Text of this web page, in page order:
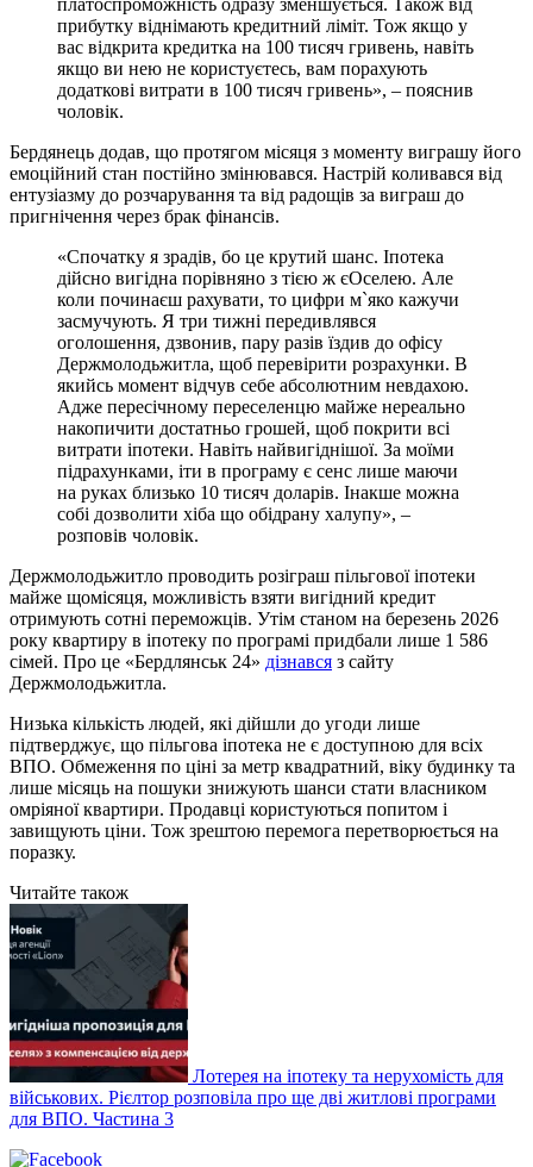
платоспроможність одразу зменшується. Також від
прибутку віднімають кредитний ліміт. Тож якщо у
вас відкрита кредитка на 100 тисяч гривень, навіть
якщо ви нею не користуєтесь, вам порахують
додаткові витрати в 100 тисяч гривень», – пояснив
чоловік.
Бердянець додав, що протягом місяця з моменту виграшу його
емоційний стан постійно змінювався. Настрій коливався від
ентузіазму до розчарування та від радощів за виграш до
пригнічення через брак фінансів.
«Спочатку я зрадів, бо це крутий шанс. Іпотека
дійсно вигідна порівняно з тією ж єОселею. Але
коли починаєш рахувати, то цифри м`яко кажучи
засмучують. Я три тижні передивлявся
оголошення, дзвонив, пару разів їздив до офісу
Держмолодьжитла, щоб перевірити розрахунки. В
якийсь момент відчув себе абсолютним невдахою.
Адже пересічному переселенцю майже нереально
накопичити достатньо грошей, щоб покрити всі
витрати іпотеки. Навіть найвигіднішої. За моїми
підрахунками, іти в програму є сенс лише маючи
на руках близько 10 тисяч доларів. Інакше можна
собі дозволити хіба що обідрану халупу», –
розповів чоловік.
Держмолодьжитло проводить розіграш пільгової іпотеки
майже щомісяця, можливість взяти вигідний кредит
отримують сотні переможців. Утім станом на березень 2026
року квартиру в іпотеку по програмі придбали лише 1 586
сімей. Про це «Бердлянськ 24» дізнався з сайту
Держмолодьжитла.
Низька кількість людей, які дійшли до угоди лише
підтверджує, що пільгова іпотека не є доступною для всіх
ВПО. Обмеження по ціні за метр квадратний, віку будинку та
лише місяць на пошуки знижують шанси стати власником
омріяної квартири. Продавці користуються попитом і
завищують ціни. Тож зрештою перемога перетворюється на
поразку.
Читайте також
Лотерея на іпотеку та нерухомість для
військових. Рієлтор розповіла про ще дві житлові програми
для ВПО. Частина 3